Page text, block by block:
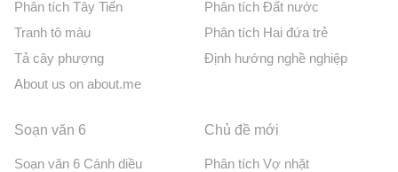
Phân tích Tây Tiến
Tranh tô màu
Tả cây phượng
About us on about.me
Phân tích Đất nước
Phân tích Hai đứa trẻ
Định hướng nghề nghiệp
Soạn văn 6
Soạn văn 6 Cánh diều
Chủ đề mới
Phân tích Vợ nhặt